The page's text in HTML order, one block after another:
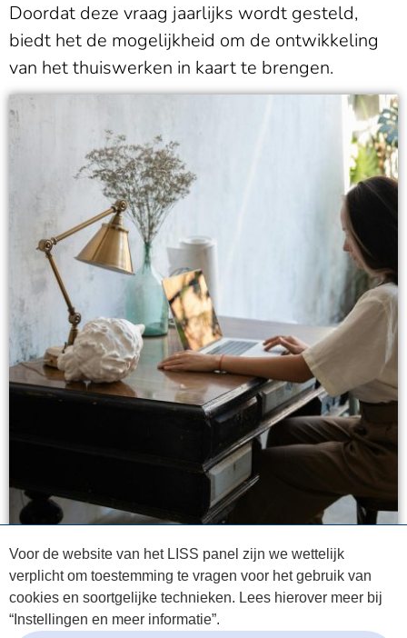
Voor de website van het LISS panel zijn we wettelijk
verplicht om toestemming te vragen voor het gebruik van
cookies en soortgelijke technieken. Lees hierover meer bij
“Instellingen en meer informatie”.
Doordat deze vraag jaarlijks wordt gesteld,
biedt het de mogelijkheid om de ontwikkeling
van het thuiswerken in kaart te brengen.